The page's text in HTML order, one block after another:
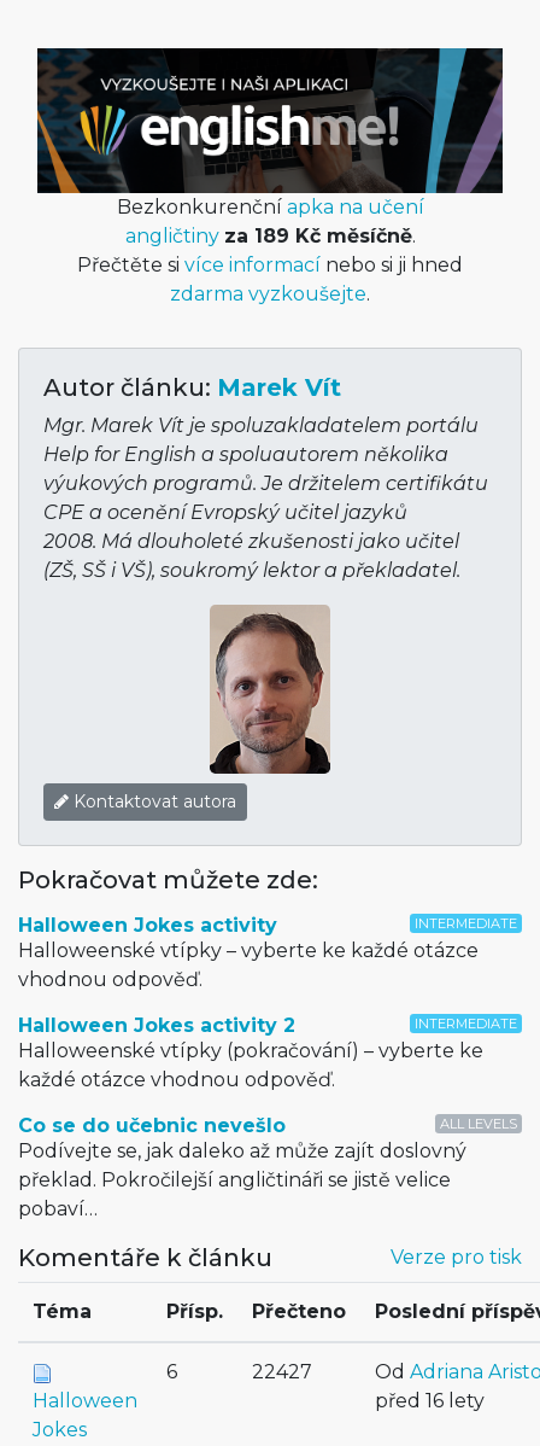
Bezkonkurenční apka na učení
angličtiny za 189 Kč měsíčně.
Přečtěte si více informací nebo si ji hned
zdarma vyzkoušejte.
Autor článku: Marek Vít
Mgr. Marek Vít je spoluzakladatelem portálu
Help for English a spoluautorem několika
výukových programů. Je držitelem certifikátu
CPE a ocenění Evropský učitel jazyků
2008. Má dlouholeté zkušenosti jako učitel
(ZŠ, SŠ i VŠ), soukromý lektor a překladatel.
Kontaktovat autora
Pokračovat můžete zde:
INTERMEDIATE
Halloween Jokes activity
Halloweenské vtípky – vyberte ke každé otázce
vhodnou odpověď.
INTERMEDIATE
Halloween Jokes activity 2
Halloweenské vtípky (pokračování) – vyberte ke
každé otázce vhodnou odpověď.
ALL LEVELS
Co se do učebnic nevešlo
Podívejte se, jak daleko až může zajít doslovný
překlad. Pokročilejší angličtináři se jistě velice
pobaví…
Verze pro tisk
Komentáře k článku
Téma Přísp. Přečteno Poslední
Halloween
Jokes
6 22427 Od Adriana
před 16 lety